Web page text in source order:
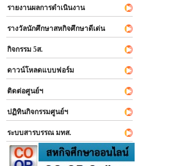
รายงานผลการดำเนินงาน
รางวัลนักศึกษาสหกิจศึกษาดีเด่น
กิจกรรม 5ส.
ดาวน์โหลดแบบฟอร์ม
ติดต่อศูนย์ฯ
ปฏิทินกิจกรรมศูนย์ฯ
ระบบสารบรรณ มทส.